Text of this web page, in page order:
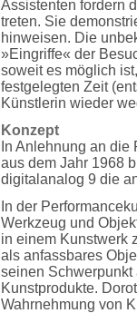
Assistenten fordern
treten. Sie
hinweisen. Die
»Eingriffe« der
soweit es möglich
festgelegten Zeit
Künstlerin wieder
Konzept
In Anlehnung an
aus dem Jahr 1968
digitalanalog 9 die
In der
Werkzeug und
in einem Kunstwerk
als anfassbares
seinen
Kunstprodukte.
Wahrnehmung von